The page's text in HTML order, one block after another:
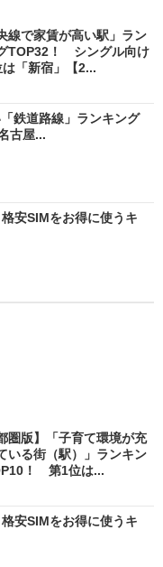
線で家賃が高い駅」ラン
TOP32！ シングル向け
「新宿」【2...
鉄道路線」ランキング
古屋...
安SIMをお得に使うキ
圏版】「子育て環境が充
いる街（駅）」ランキン
！ 第1位は...
安SIMをお得に使うキ